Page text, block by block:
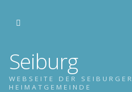
Seiburg
WEBSEITE DER SEIBURGER
HEIMATGEMEINDE